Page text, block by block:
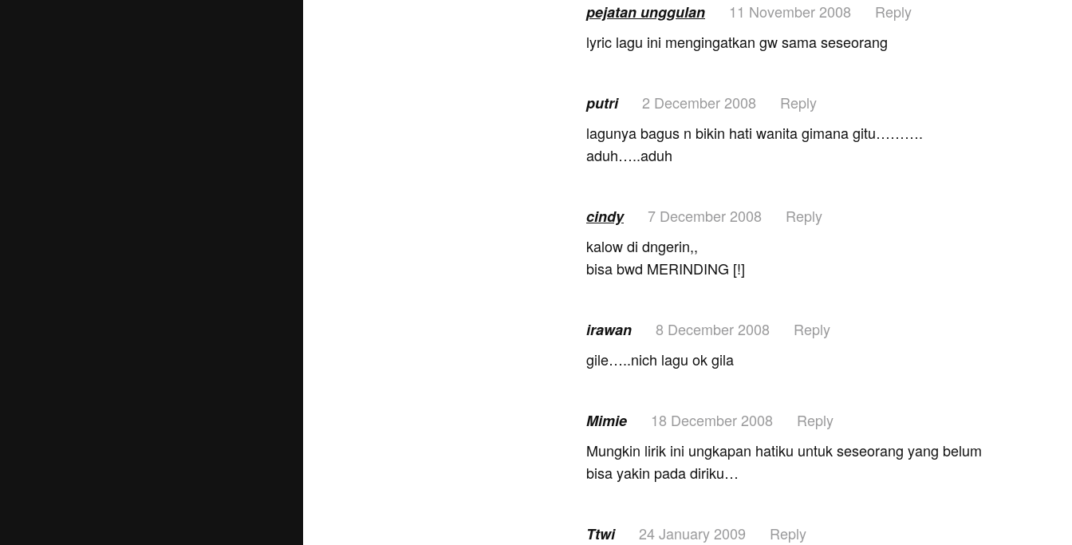
pejatan unggulan 11 November 2008
Reply
lyric lagu ini mengingatkan gw sama seseorang
putri 2 December 2008
Reply
lagunya bagus n bikin hati wanita gimana gitu……….
aduh…..aduh
cindy 7 December 2008
Reply
kalow di dngerin,,
bisa bwd MERINDING [!]
irawan 8 December 2008
Reply
gile…..nich lagu ok gila
Mimie 18 December 2008
Reply
Mungkin lirik ini ungkapan hatiku untuk seseorang yang belum
bisa yakin pada diriku…
Ttwi 24 January 2009
Reply